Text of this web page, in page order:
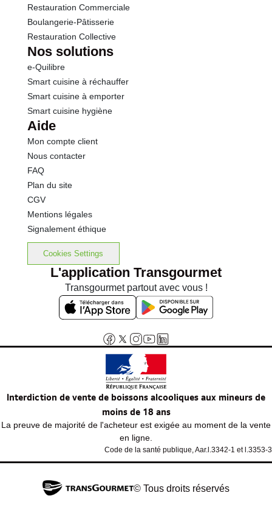
Restauration Commerciale
Boulangerie-Pâtisserie
Restauration Collective
Nos solutions
e-Quilibre
Smart cuisine à réchauffer
Smart cuisine à emporter
Smart cuisine hygiène
Aide
Mon compte client
Nous contacter
FAQ
Plan du site
CGV
Mentions légales
Signalement éthique
Cookies Settings
L'application Transgourmet
Transgourmet partout avec vous !
Interdiction de vente de boissons alcooliques aux mineurs de
moins de 18 ans
La preuve de majorité de l'acheteur est exigée au moment de la vente
en ligne.
Code de la santé publique, Aar.l.3342-1 et l.3353-3
© Tous droits réservés